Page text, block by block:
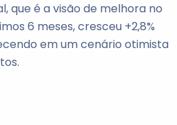
que é a visão de melhora no
6 meses, cresceu +2,8%
em um cenário otimista